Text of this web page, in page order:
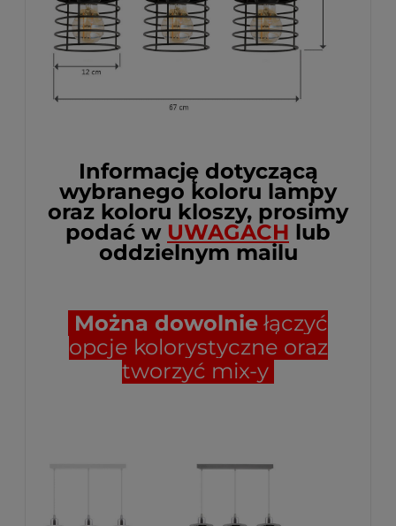
Informację dotyczącą
wybranego koloru lampy
oraz koloru kloszy, prosimy
podać w UWAGACH lub
oddzielnym mailu
Można dowolnie łączyć
opcje kolorystyczne oraz
tworzyć mix-y